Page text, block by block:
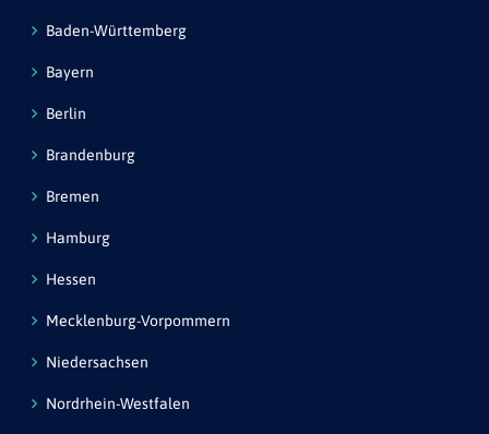
Baden-Württemberg
Bayern
Berlin
Brandenburg
Bremen
Hamburg
Hessen
Mecklenburg-Vorpommern
Niedersachsen
Nordrhein-Westfalen